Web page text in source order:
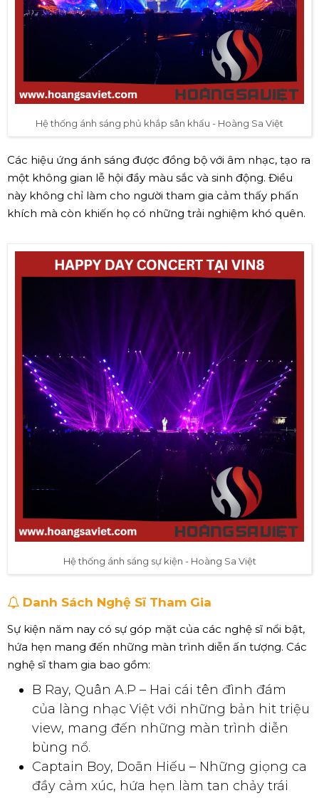
Hệ thống ánh sáng phủ khắp sân khấu - Hoàng Sa Việt
Các hiệu ứng ánh sáng được đồng bộ với âm nhạc, tạo ra
một không gian lễ hội đầy màu sắc và sinh động. Điều
này không chỉ làm cho người tham gia cảm thấy phấn
khích mà còn khiến họ có những trải nghiệm khó quên.
Hệ thống ánh sáng sự kiện - Hoàng Sa Việt
Danh Sách Nghệ Sĩ Tham Gia
Sự kiện năm nay có sự góp mặt của các nghệ sĩ nổi bật,
hứa hẹn mang đến những màn trình diễn ấn tượng. Các
nghệ sĩ tham gia bao gồm:
B Ray, Quân A.P – Hai cái tên đình đám
của làng nhạc Việt với những bản hit triệu
view, mang đến những màn trình diễn
bùng nổ.
Captain Boy, Doãn Hiếu – Những giọng ca
đầy cảm xúc, hứa hẹn làm tan chảy trái